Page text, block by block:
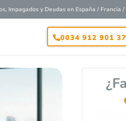
Impagados y Deudas en España / Francia
0034 912 901